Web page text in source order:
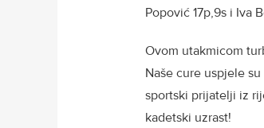
Popović 17p,9s i Iva
Ovom utakmicom
Naše cure uspjele
sportski prijatelji iz
kadetski uzrast!